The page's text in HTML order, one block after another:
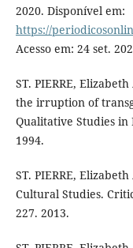
2020. Disponível em:
https://
Acesso em: 24 set.
ST. PIERRE,
the irruption of
Qualitative Studies in
1994.
ST. PIERRE,
Cultural Studies.
227. 2013.